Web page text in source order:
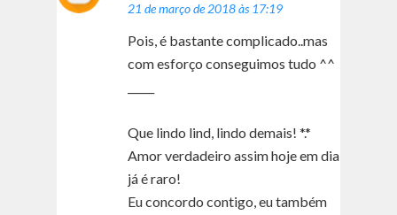
21 de março de 2018 às 17:19
Pois, é bastante complicado..mas
com esforço conseguimos tudo ^^
Que lindo lind, lindo demais! *.*
Amor verdadeiro assim hoje em dia
já é raro!
Eu concordo contigo, eu também